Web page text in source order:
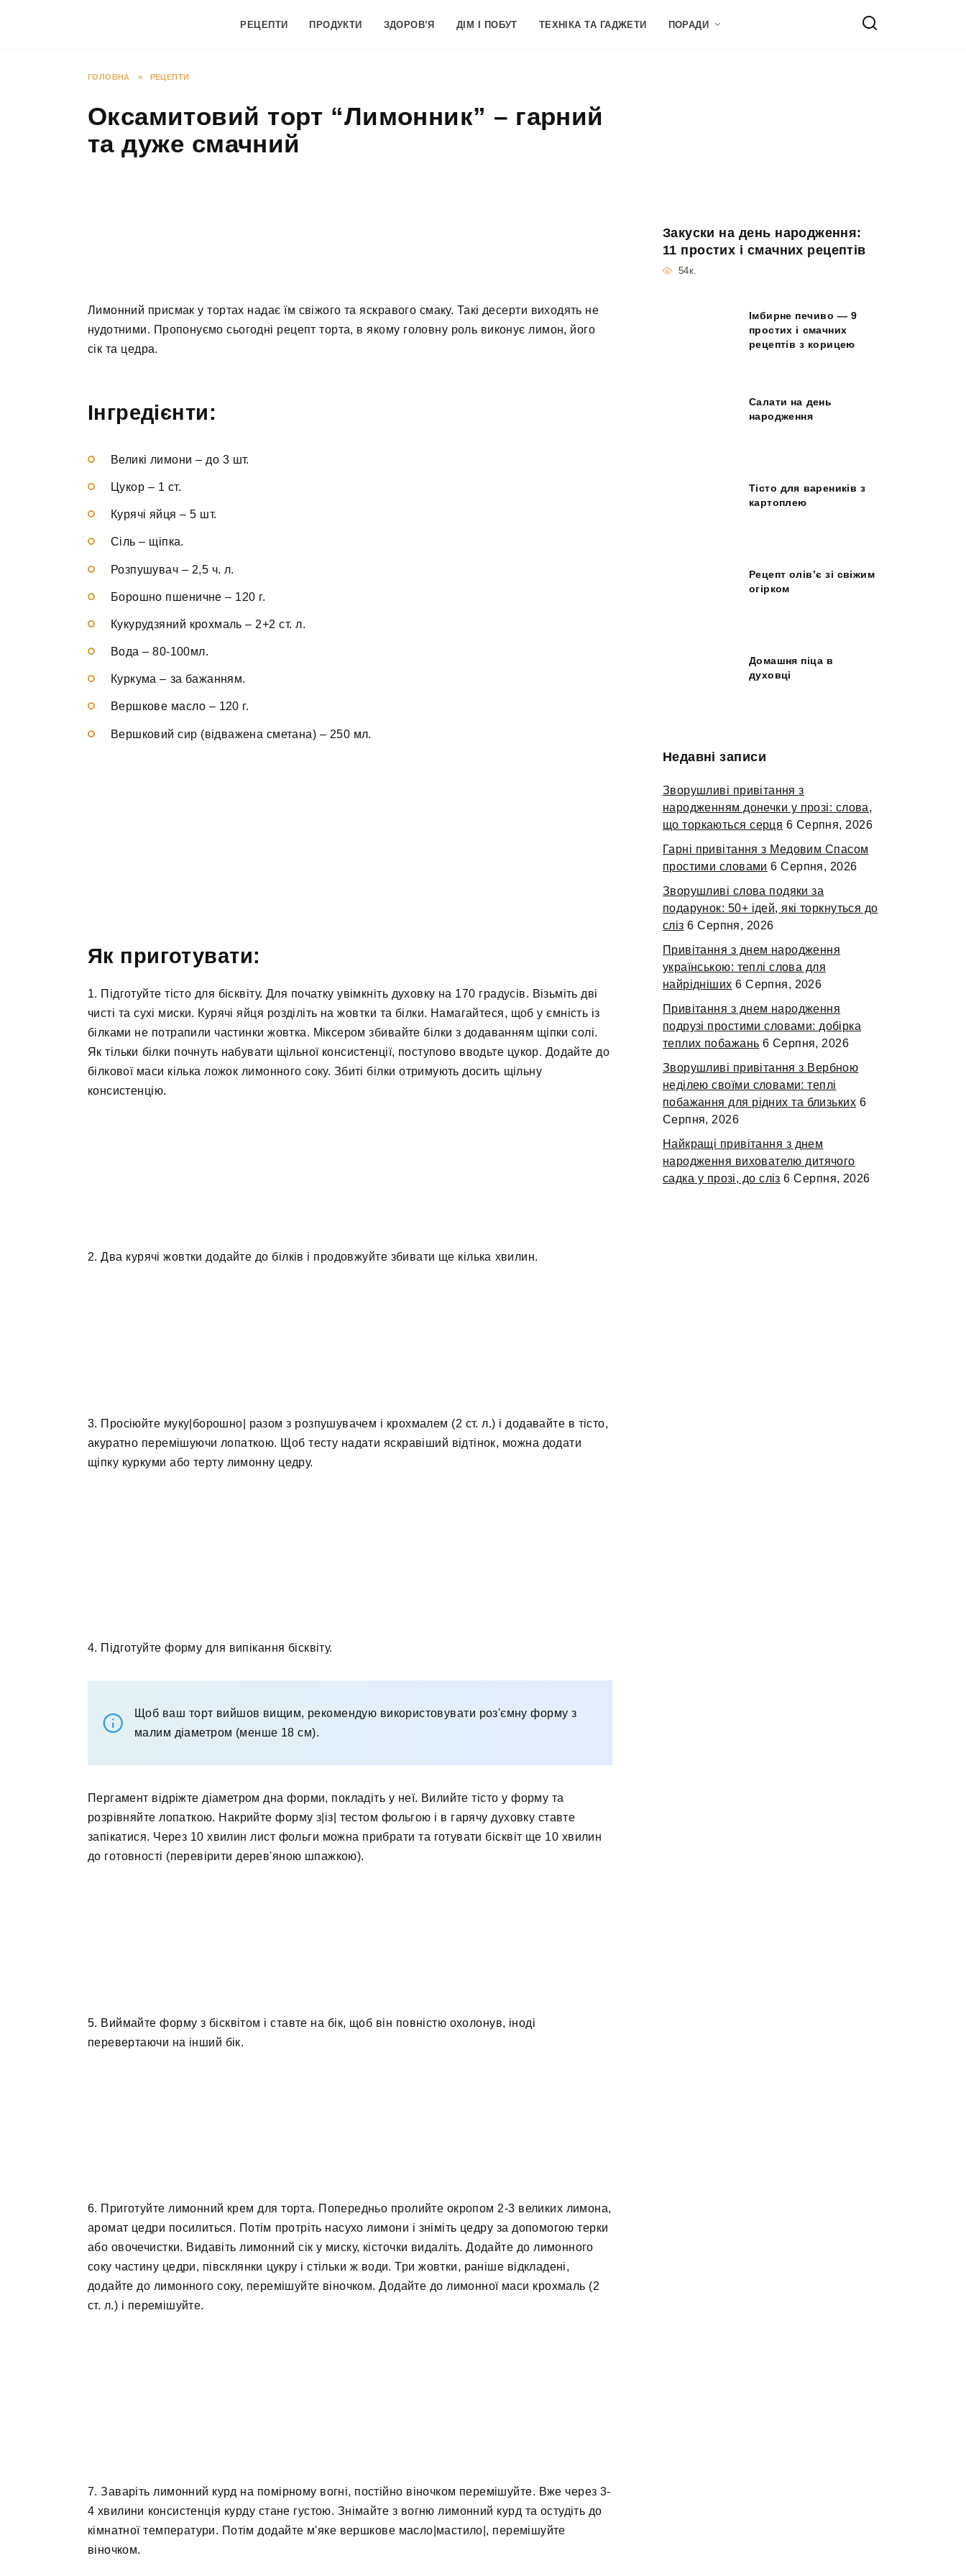
РЕЦЕПТИ ПРОДУКТИ ЗДОРОВ’Я ДІМ І ПОБУТ ТЕХНІКА ТА ГАДЖЕТИ ПОРАДИ
ГОЛОВНА » РЕЦЕПТИ
Оксамитовий торт “Лимонник” – гарний
та дуже смачний
Лимонний присмак у тортах надає їм свіжого та яскравого смаку. Такі десерти виходять не
нудотними. Пропонуємо сьогодні рецепт торта, в якому головну роль виконує лимон, його
сік та цедра.
Інгредієнти:
Великі лимони – до 3 шт.
Цукор – 1 ст.
Курячі яйця –5 шт.
Сіль – щіпка.
Розпушувач – 2,5 ч. л.
Борошно пшеничне – 120 г.
Кукурудзяний крохмаль – 2+2 ст. л.
Вода –80-100мл.
Куркума – за бажанням.
Вершкове масло– 120 г.
Вершковий сир (відважена сметана) – 250 мл.
Як приготувати:
1. Підготуйте тісто для бісквіту. Для початку увімкніть духовку на 170 градусів. Візьміть дві
чисті та сухі миски. Курячі яйця розділіть на жовтки та білки. Намагайтеся, щоб у ємність із
білками не потрапили частинки жовтка. Міксером збивайте білки з додаванням щіпки солі.
Як тільки білки почнуть набувати щільної консистенції, поступово вводьте цукор. Додайте до
білкової маси кілька ложок лимонного соку. Збиті білки отримують досить щільну
консистенцію.
2. Два курячі жовтки додайте до білків і продовжуйте збивати ще кілька хвилин.
3. Просіюйте муку|борошно| разом з розпушувачем і крохмалем (2 ст. л.) і додавайте в тісто,
акуратно перемішуючи лопаткою. Щоб тесту надати яскравіший відтінок, можна додати
щіпку куркуми або терту лимонну цедру.
4. Підготуйте форму для випікання бісквіту.
Щоб ваш торт вийшов вищим, рекомендую використовувати роз'ємну форму з
малим діаметром (менше 18 см).
Пергамент відріжте діаметром дна форми, покладіть у неї. Вилийте тісто у форму та
розрівняйте лопаткою. Накрийте форму з|із| тестом фольгою і в гарячу духовку ставте
запікатися. Через 10 хвилин лист фольги можна прибрати та готувати бісквіт ще 10 хвилин
до готовності (перевірити дерев'яною шпажкою).
5. Виймайте форму з бісквітом і ставте на бік, щоб він повністю охолонув, іноді
перевертаючи на інший бік.
6. Приготуйте лимонний крем для торта. Попередньо пролийте окропом 2-3 великих лимона,
аромат цедри посилиться. Потім протріть насухо лимони і зніміть цедру за допомогою терки
або овочечистки. Видавіть лимонний сік у миску, кісточки видаліть. Додайте до лимонного
соку частину цедри, півсклянки цукру і стільки ж води. Три жовтки, раніше відкладені,
додайте до лимонного соку, перемішуйте віночком. Додайте до лимонної маси крохмаль (2
ст. л.) і перемішуйте.
7. Заваріть лимонний курд на помірному вогні, постійно віночком перемішуйте. Вже через 3-
4 хвилини консистенція курду стане густою. Знімайте з вогню лимонний курд та остудіть до
кімнатної температури. Потім додайте м'яке вершкове масло|мастило|, перемішуйте
віночком.
Закуски на день народження:
11 простих і смачних рецептів
54к.
Імбирне печиво — 9
простих і смачних
рецептів з корицею
Салати на день
народження
Тісто для вареників з
картоплею
Рецепт олів’є зі свіжим
огірком
Домашня піца в
духовці
Недавні записи
Зворушливі привітання з
народженням донечки у прозі: слова,
що торкаються серця 6 Серпня, 2026
Гарні привітання з Медовим Спасом
простими словами 6 Серпня, 2026
Зворушливі слова подяки за
подарунок: 50+ ідей, які торкнуться до
сліз 6 Серпня, 2026
Привітання з днем народження
українською: теплі слова для
найрідніших 6 Серпня, 2026
Привітання з днем народження
подрузі простими словами: добірка
теплих побажань 6 Серпня, 2026
Зворушливі привітання з Вербною
неділею своїми словами: теплі
побажання для рідних та близьких 6
Серпня, 2026
Найкращі привітання з днем
народження вихователю дитячого
садка у прозі, до сліз 6 Серпня, 2026